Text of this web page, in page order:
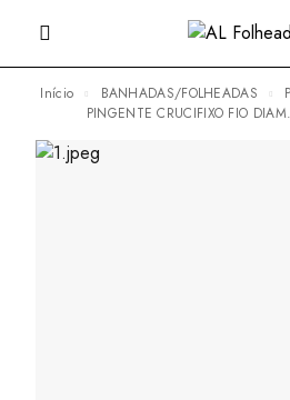
Início BANHADAS/FOLHEADAS
PINGENTE CRUCIFIXO FIO